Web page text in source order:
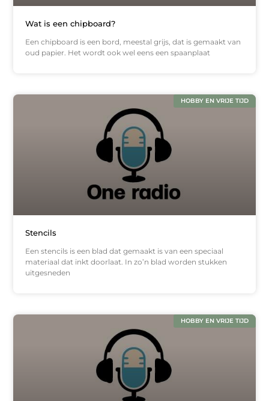
Wat is een chipboard?
Een chipboard is een bord, meestal grijs, dat is gemaakt van
oud papier. Het wordt ook wel eens een spaanplaat
HOBBY EN VRIJE TIJD
Stencils
Een stencils is een blad dat gemaakt is van een speciaal
materiaal dat inkt doorlaat. In zo’n blad worden stukken
uitgesneden
HOBBY EN VRIJE TIJD